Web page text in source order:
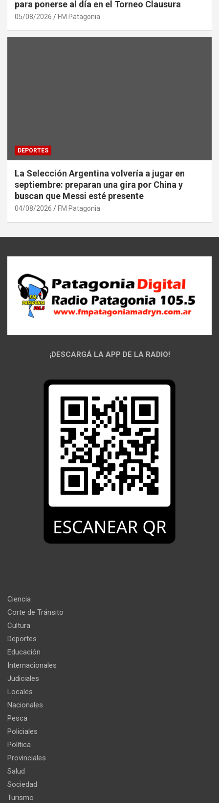
para ponerse al día en el Torneo Clausura
05/08/2026 FM Patagonia
DEPORTES
La Selección Argentina volvería a jugar en
septiembre: preparan una gira por China y
buscan que Messi esté presente
04/08/2026 FM Patagonia
¡DESCARGÁ LA APP DE LA RADIO!
Ciencia
Corte de Tránsito
Cultura
Deportes
Educación
Internacionales
Judiciales
Locales
Nacionales
Pesca
Policiales
Política
Provinciales
Salud
Sociedad
Turismo